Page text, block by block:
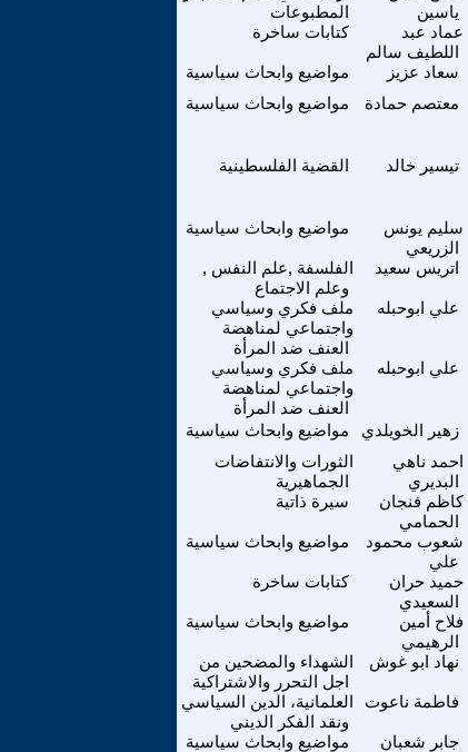
المطبوعات
ياسين
كتابات ساخرة
عماد عبد
اللطيف سالم
مواضيع وابحاث سياسية سعاد عزيز
مواضيع وابحاث سياسية
معتصم حمادة
القضية الفلسطينية تيسير خالد
مواضيع وابحاث سياسية
سليم يونس
الزريعي
الفلسفة ,علم النفس ,
وعلم الاجتماع
اتريس سعيد
ملف فكري وسياسي
واجتماعي لمناهضة
العنف ضد المرأة
علي ابوحبله
ملف فكري وسياسي
واجتماعي لمناهضة
العنف ضد المرأة
علي ابوحبله
مواضيع وابحاث سياسية زهير الخويلدي
الثورات والانتفاضات
الجماهيرية
احمد ناهي
البديري
سيرة ذاتية
كاظم فنجان
الحمامي
مواضيع وابحاث سياسية
شعوب محمود
علي
كتابات ساخرة
حميد حران
السعيدي
مواضيع وابحاث سياسية
فلاح أمين
الرهيمي
الشهداء والمضحين من
اجل التحرر والاشتراكية
نهاد ابو غوش
العلمانية، الدين السياسي
ونقد الفكر الديني
فاطمة ناعوت
مواضيع وابحاث سياسية جابر شعبان